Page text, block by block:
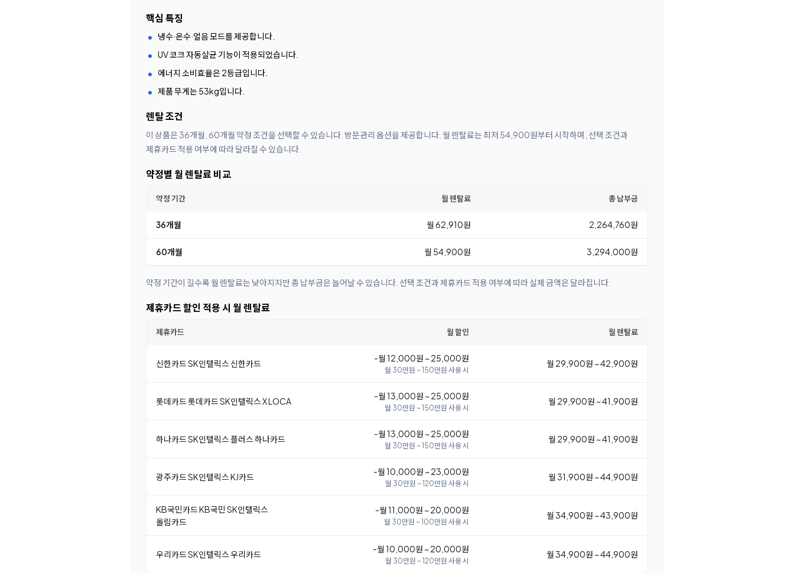
핵심 특징
냉수·온수·얼음 모드를 제공합니다.
UV 코크 자동살균 기능이 적용되었습니다.
에너지 소비효율은 2등급입니다.
제품 무게는 53kg입니다.
렌탈 조건
이 상품은 36개월, 60개월 약정 조건을 선택할 수 있습니다. 방문관리 옵션을 제공합니다. 월 렌탈료는 최저 54,900원부터 시작하며, 선택 조건과
제휴카드 적용 여부에 따라 달라질 수 있습니다.
약정별 월 렌탈료 비교
약정 기간 월 렌탈료 총 납부금
36개월 월 62,910원 2,264,760원
60개월 월 54,900원 3,294,000원
약정 기간이 길수록 월 렌탈료는 낮아지지만 총 납부금은 늘어날 수 있습니다. 선택 조건과 제휴카드 적용 여부에 따라 실제 금액은 달라집니다.
제휴카드 할인 적용 시 월 렌탈료
제휴카드 월 할인 월 렌탈료
신한카드 SK인텔릭스 신한카드 -월 12,000원 ~ 25,000원
월 30만원 ~ 150만원 사용 시
월 29,900원 ~ 42,900원
롯데카드 롯데카드 SK인텔릭스 X LOCA -월 13,000원 ~ 25,000원
월 30만원 ~ 150만원 사용 시
월 29,900원 ~ 41,900원
하나카드 SK인텔릭스 플러스 하나카드 -월 13,000원 ~ 25,000원
월 30만원 ~ 150만원 사용 시
월 29,900원 ~ 41,900원
광주카드 SK인텔릭스 KJ카드 -월 10,000원 ~ 23,000원
월 30만원 ~ 120만원 사용 시
월 31,900원 ~ 44,900원
KB국민카드 KB국민 SK인텔릭스
올림카드
-월 11,000원 ~ 20,000원
월 30만원 ~ 100만원 사용 시
월 34,900원 ~ 43,900원
우리카드 SK인텔릭스 우리카드 -월 10,000원 ~ 20,000원
월 30만원 ~ 120만원 사용 시
월 34,900원 ~ 44,900원